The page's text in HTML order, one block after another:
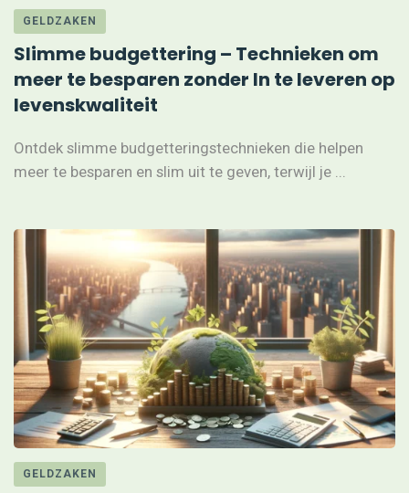
GELDZAKEN
Slimme budgettering – Technieken om
meer te besparen zonder In te leveren op
levenskwaliteit
Ontdek slimme budgetteringstechnieken die helpen
meer te besparen en slim uit te geven, terwijl je ...
GELDZAKEN